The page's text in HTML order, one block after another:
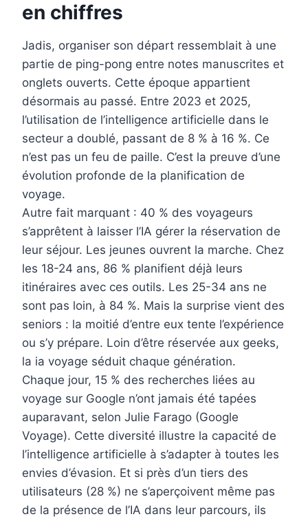
en chiffres
Jadis, organiser son départ ressemblait à une
partie de ping-pong entre notes manuscrites et
onglets ouverts. Cette époque appartient
désormais au passé. Entre 2023 et 2025,
l’utilisation de l’intelligence artificielle dans le
secteur a doublé, passant de 8 % à 16 %. Ce
n’est pas un feu de paille. C’est la preuve d’une
évolution profonde de la planification de
voyage.
Autre fait marquant : 40 % des voyageurs
s’apprêtent à laisser l’IA gérer la réservation de
leur séjour. Les jeunes ouvrent la marche. Chez
les 18-24 ans, 86 % planifient déjà leurs
itinéraires avec ces outils. Les 25-34 ans ne
sont pas loin, à 84 %. Mais la surprise vient des
seniors : la moitié d’entre eux tente l’expérience
ou s’y prépare. Loin d’être réservée aux geeks,
la ia voyage séduit chaque génération.
Chaque jour, 15 % des recherches liées au
voyage sur Google n’ont jamais été tapées
auparavant, selon Julie Farago (Google
Voyage). Cette diversité illustre la capacité de
l’intelligence artificielle à s’adapter à toutes les
envies d’évasion. Et si près d’un tiers des
utilisateurs (28 %) ne s’aperçoivent même pas
de la présence de l’IA dans leur parcours, ils